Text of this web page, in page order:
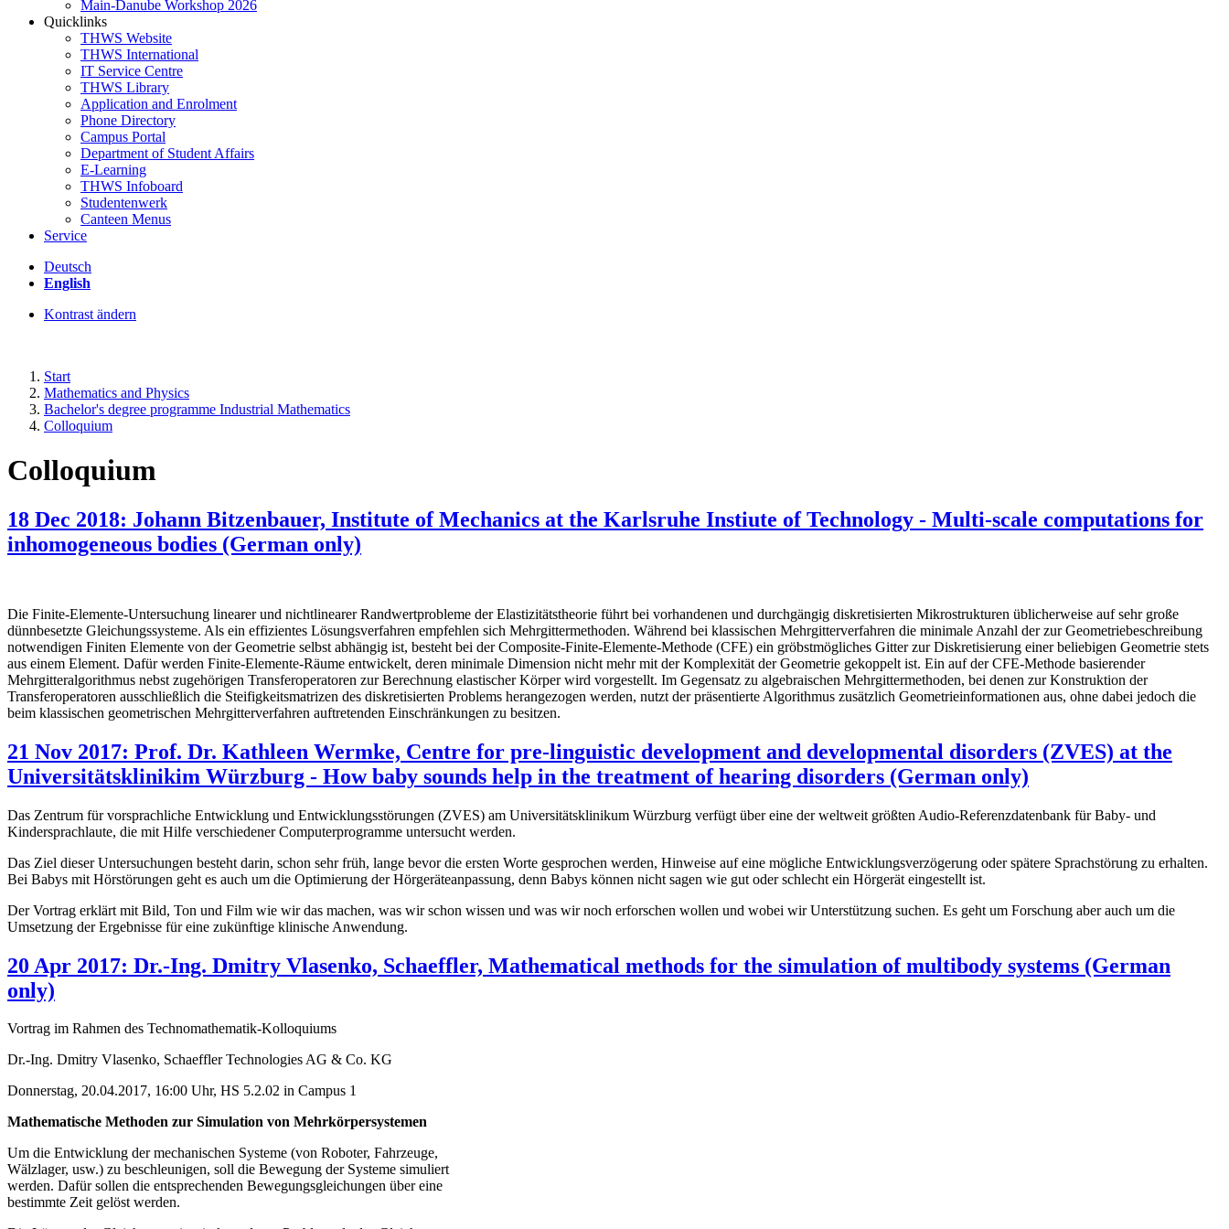
Main-Danube Workshop 2026
Quicklinks
THWS Website
THWS International
IT Service Centre
THWS Library
Application and Enrolment
Phone Directory
Campus Portal
Department of Student Affairs
E-Learning
THWS Infoboard
Studentenwerk
Canteen Menus
Service
Deutsch
English
Kontrast ändern
Start
Mathematics and Physics
Bachelor's degree programme Industrial Mathematics
Colloquium
Colloquium
18 Dec 2018: Johann Bitzenbauer, Institute of Mechanics at the Karlsruhe Instiute of Technology - Multi-scale computations for
inhomogeneous bodies (German only)
Die Finite-Elemente-Untersuchung linearer und nichtlinearer Randwertprobleme der Elastizitätstheorie führt bei vorhandenen und durchgängig diskretisierten Mikrostrukturen üblicherweise auf sehr große
dünnbesetzte Gleichungssysteme. Als ein effizientes Lösungsverfahren empfehlen sich Mehrgittermethoden. Während bei klassischen Mehrgitterverfahren die minimale Anzahl der zur Geometriebeschreibung
notwendigen Finiten Elemente von der Geometrie selbst abhängig ist, besteht bei der Composite-Finite-Elemente-Methode (CFE) ein gröbstmögliches Gitter zur Diskretisierung einer beliebigen Geometrie stets
aus einem Element. Dafür werden Finite-Elemente-Räume entwickelt, deren minimale Dimension nicht mehr mit der Komplexität der Geometrie gekoppelt ist. Ein auf der CFE-Methode basierender
Mehrgitteralgorithmus nebst zugehörigen Transferoperatoren zur Berechnung elastischer Körper wird vorgestellt. Im Gegensatz zu algebraischen Mehrgittermethoden, bei denen zur Konstruktion der
Transferoperatoren ausschließlich die Steifigkeitsmatrizen des diskretisierten Problems herangezogen werden, nutzt der präsentierte Algorithmus zusätzlich Geometrieinformationen aus, ohne dabei jedoch die
beim klassischen geometrischen Mehrgitterverfahren auftretenden Einschränkungen zu besitzen.
21 Nov 2017: Prof. Dr. Kathleen Wermke, Centre for pre-linguistic development and developmental disorders (ZVES) at the
Universitätsklinikim Würzburg - How baby sounds help in the treatment of hearing disorders (German only)
Das Zentrum für vorsprachliche Entwicklung und Entwicklungsstörungen (ZVES) am Universitätsklinikum Würzburg verfügt über eine der weltweit größten Audio-Referenzdatenbank für Baby- und
Kindersprachlaute, die mit Hilfe verschiedener Computerprogramme untersucht werden.
Das Ziel dieser Untersuchungen besteht darin, schon sehr früh, lange bevor die ersten Worte gesprochen werden, Hinweise auf eine mögliche Entwicklungsverzögerung oder spätere Sprachstörung zu erhalten.
Bei Babys mit Hörstörungen geht es auch um die Optimierung der Hörgeräteanpassung, denn Babys können nicht sagen wie gut oder schlecht ein Hörgerät eingestellt ist.
Der Vortrag erklärt mit Bild, Ton und Film wie wir das machen, was wir schon wissen und was wir noch erforschen wollen und wobei wir Unterstützung suchen. Es geht um Forschung aber auch um die
Umsetzung der Ergebnisse für eine zukünftige klinische Anwendung.
20 Apr 2017: Dr.-Ing. Dmitry Vlasenko, Schaeffler, Mathematical methods for the simulation of multibody systems (German
only)
Vortrag im Rahmen des Technomathematik-Kolloquiums
Dr.-Ing. Dmitry Vlasenko, Schaeffler Technologies AG & Co. KG
Donnerstag, 20.04.2017, 16:00 Uhr, HS 5.2.02 in Campus 1
Mathematische Methoden zur Simulation von Mehrkörpersystemen
Um die Entwicklung der mechanischen Systeme (von Roboter, Fahrzeuge,
Wälzlager, usw.) zu beschleunigen, soll die Bewegung der Systeme simuliert
werden. Dafür sollen die entsprechenden Bewegungsgleichungen über eine
bestimmte Zeit gelöst werden.